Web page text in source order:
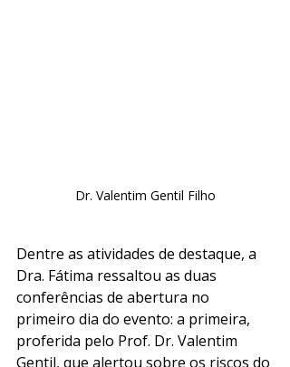
Dr. Valentim Gentil Filho
Dentre as atividades de destaque, a
Dra. Fátima ressaltou as duas
conferências de abertura no
primeiro dia do evento: a primeira,
proferida pelo Prof. Dr. Valentim
Gentil, que alertou sobre os riscos do